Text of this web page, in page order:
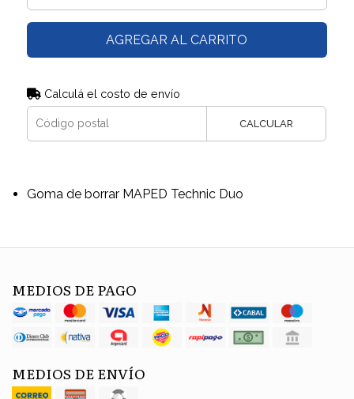
AGREGAR AL CARRITO
Calculá el costo de envío
CALCULAR
Goma de borrar MAPED Technic Duo
MEDIOS DE PAGO
MEDIOS DE ENVÍO